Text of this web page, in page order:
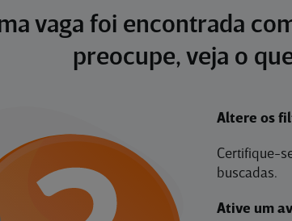
vaga foi encontrada
preocupe, veja o
Altere os
Certifique-
buscadas.
Ative um